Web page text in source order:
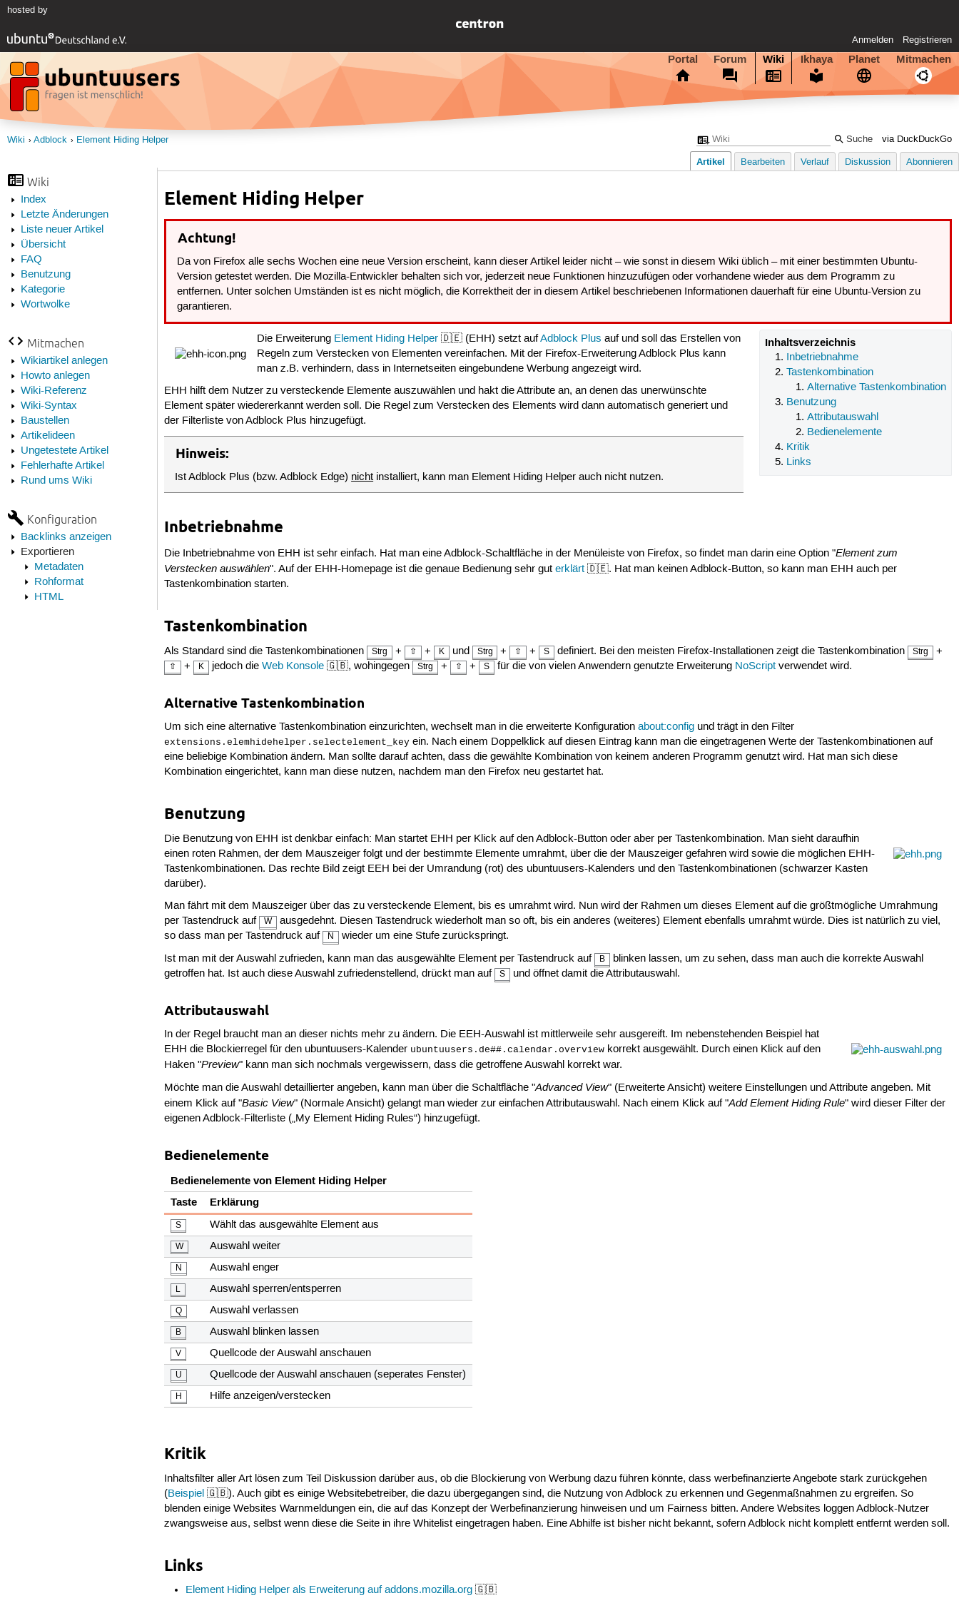
hosted by
Anmelden Registrieren
Portal Forum Wiki Ikhaya Planet Mitmachen
via DuckDuckGo
Wiki Adblock Element Hiding Helper
Wiki
Index
Letzte Änderungen
Liste neuer Artikel
Übersicht
FAQ
Benutzung
Kategorie
Wortwolke
Mitmachen
Wikiartikel anlegen
Howto anlegen
Wiki-Referenz
Wiki-Syntax
Baustellen
Artikelideen
Ungetestete Artikel
Fehlerhafte Artikel
Rund ums Wiki
Konfiguration
Backlinks anzeigen
Exportieren
Metadaten
Rohformat
HTML
Artikel Bearbeiten Verlauf Diskussion Abonnieren
Element Hiding Helper
Achtung!
Da von Firefox alle sechs Wochen eine neue Version erscheint, kann dieser Artikel leider nicht – wie sonst in diesem Wiki üblich – mit einer bestimmten Ubuntu-
Version getestet werden. Die Mozilla-Entwickler behalten sich vor, jederzeit neue Funktionen hinzuzufügen oder vorhandene wieder aus dem Programm zu
entfernen. Unter solchen Umständen ist es nicht möglich, die Korrektheit der in diesem Artikel beschriebenen Informationen dauerhaft für eine Ubuntu-Version zu
garantieren.
Inhaltsverzeichnis
Inbetriebnahme
Tastenkombination
Alternative Tastenkombination
Benutzung
Attributauswahl
Bedienelemente
Kritik
Links
Die Erweiterung Element Hiding Helper🇩🇪 (EHH) setzt aufAdblock Plus auf und soll das Erstellen von
Regeln zum Verstecken von Elementen vereinfachen. Mit der Firefox-Erweiterung Adblock Plus kann
man z.B. verhindern, dass in Internetseiten eingebundene Werbung angezeigt wird.
EHH hilft dem Nutzer zu versteckende Elemente auszuwählen und hakt die Attribute an, an denen das unerwünschte
Element später wiedererkannt werden soll. Die Regel zum Verstecken des Elements wird dann automatisch generiert und
der Filterliste von Adblock Plus hinzugefügt.
Hinweis:
Ist Adblock Plus (bzw. Adblock Edge) nicht installiert, kann man Element Hiding Helper auch nicht nutzen.
Inbetriebnahme
Die Inbetriebnahme von EHH ist sehr einfach. Hat man eine Adblock-Schaltfläche in der Menüleiste von Firefox, so findet man darin eine Option "Element zum
Verstecken auswählen". Auf der EHH-Homepage ist die genaue Bedienung sehr guterklärt 🇩🇪. Hat man keinen Adblock-Button, so kann man EHH auch per
Tastenkombination starten.
Tastenkombination
Als Standard sind die Tastenkombinationen Strg + ⇧ + K und Strg + ⇧ + S definiert. Bei den meisten Firefox-Installationen zeigt die Tastenkombination Strg +
⇧ + K jedoch die Web Konsole🇬🇧, wohingegen Strg + ⇧ + S für die von vielen Anwendern genutzte Erweiterung NoScript verwendet wird.
Alternative Tastenkombination
Um sich eine alternative Tastenkombination einzurichten, wechselt man in die erweiterte Konfigurationabout:config und trägt in den Filter
extensions.elemhidehelper.selectelement_key ein. Nach einem Doppelklick auf diesen Eintrag kann man die eingetragenen Werte der Tastenkombinationen auf
eine beliebige Kombination ändern. Man sollte darauf achten, dass die gewählte Kombination von keinem anderen Programm genutzt wird. Hat man sich diese
Kombination eingerichtet, kann man diese nutzen, nachdem man den Firefox neu gestartet hat.
Benutzung
Die Benutzung von EHH ist denkbar einfach: Man startet EHH per Klick auf den Adblock-Button oder aber per Tastenkombination. Man sieht daraufhin
einen roten Rahmen, der dem Mauszeiger folgt und der bestimmte Elemente umrahmt, über die der Mauszeiger gefahren wird sowie die möglichen EHH-
Tastenkombinationen. Das rechte Bild zeigt EEH bei der Umrandung (rot) des ubuntuusers-Kalenders und den Tastenkombinationen (schwarzer Kasten
darüber).
Man fährt mit dem Mauszeiger über das zu versteckende Element, bis es umrahmt wird. Nun wird der Rahmen um dieses Element auf die größtmögliche Umrahmung
per Tastendruck auf
W
ausgedehnt. Diesen Tastendruck wiederholt man so oft, bis ein anderes (weiteres) Element ebenfalls umrahmt würde. Dies ist natürlich zu viel,
so dass man per Tastendruck auf
N
wieder um eine Stufe zurückspringt.
Ist man mit der Auswahl zufrieden, kann man das ausgewählte Element per Tastendruck auf
B
blinken lassen, um zu sehen, dass man auch die korrekte Auswahl
getroffen hat. Ist auch diese Auswahl zufriedenstellend, drückt man auf
S und öffnet damit die Attributauswahl.
Attributauswahl
In der Regel braucht man an dieser nichts mehr zu ändern. Die EEH-Auswahl ist mittlerweile sehr ausgereift. Im nebenstehenden Beispiel hat
EHH die Blockierregel für den ubuntuusers-Kalender ubuntuusers.de##.calendar.overview korrekt ausgewählt. Durch einen Klick auf den
Haken "Preview" kann man sich nochmals vergewissern, dass die getroffene Auswahl korrekt war.
Möchte man die Auswahl detaillierter angeben, kann man über die Schaltfläche "Advanced View" (Erweiterte Ansicht) weitere Einstellungen und Attribute angeben. Mit
einem Klick auf "Basic View" (Normale Ansicht) gelangt man wieder zur einfachen Attributauswahl. Nach einem Klick auf "Add Element Hiding Rule" wird dieser Filter der
eigenen Adblock-Filterliste („My Element Hiding Rules“) hinzugefügt.
Bedienelemente
Bedienelemente von Element Hiding Helper
Taste
Erklärung
S Wählt das ausgewählte Element aus
W Auswahl weiter
N Auswahl enger
L Auswahl sperren/entsperren
Q Auswahl verlassen
B Auswahl blinken lassen
V Quellcode der Auswahl anschauen
U Quellcode der Auswahl anschauen (seperates Fenster)
H Hilfe anzeigen/verstecken
Kritik
Inhaltsfilter aller Art lösen zum Teil Diskussion darüber aus, ob die Blockierung von Werbung dazu führen könnte, dass werbefinanzierte Angebote stark zurückgehen
(Beispiel 🇬🇧). Auch gibt es einige Websitebetreiber, die dazu übergegangen sind, die Nutzung von Adblock zu erkennen und Gegenmaßnahmen zu ergreifen. So
blenden einige Websites Warnmeldungen ein, die auf das Konzept der Werbefinanzierung hinweisen und um Fairness bitten. Andere Websites loggen Adblock-Nutzer
zwangsweise aus, selbst wenn diese die Seite in ihre Whitelist eingetragen haben. Eine Abhilfe ist bisher nicht bekannt, sofern Adblock nicht komplett entfernt werden soll.
Links
Element Hiding Helper als Erweiterung auf addons.mozilla.org🇬🇧